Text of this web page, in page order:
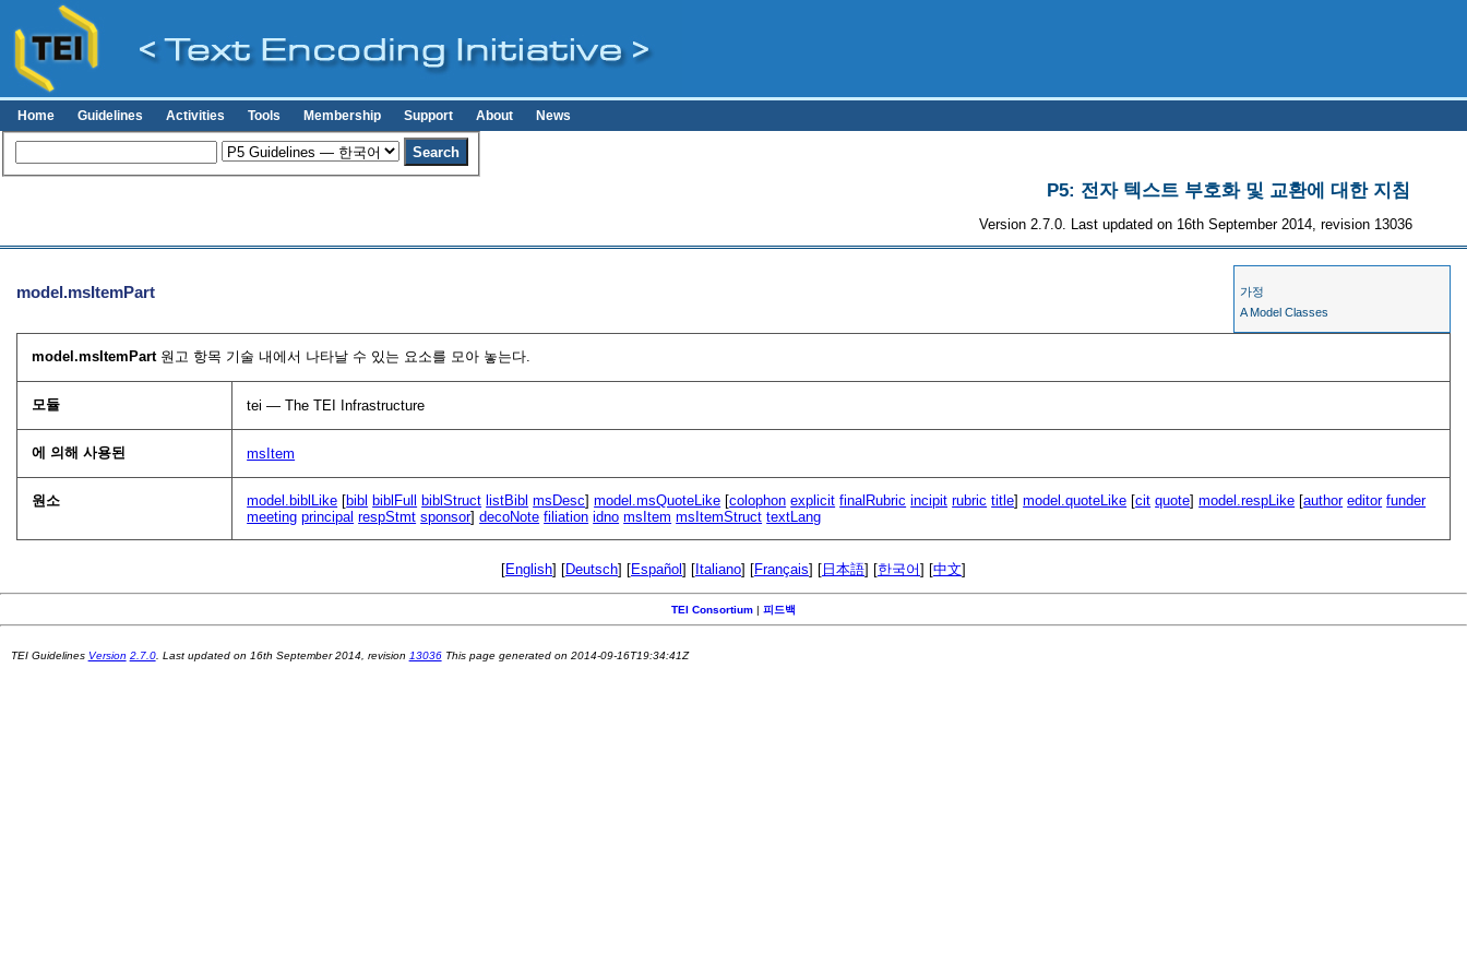
Home Guidelines Activities Tools Membership Support About News
P5: 전자 텍스트 부호화 및 교환에 대한 지침
Version 2.7.0. Last updated on 16th September 2014, revision 13036
가정
A Model Classes
model.msItemPart
model.msItemPart원고 항목 기술 내에서 나타날 수 있는 요소를 모아 놓는다.
모듈 tei — The TEI Infrastructure
에 의해 사용된 msItem
원소 model.biblLike [bibl biblFull biblStruct listBibl msDesc]model.msQuoteLike [colophon explicit finalRubric incipit rubric title]model.quoteLike [cit quote]model.respLike [author editor funder
meeting principal respStmt sponsor]decoNote filiation idno msItem msItemStruct textLang
[English] [Deutsch] [Español] [Italiano] [Français] [日本語] [한국어] [中文]
TEI Consortium | 피드백
TEI Guidelines Version 2.7.0. Last updated on 16th September 2014 , revision 13036This page generated on 2014-09-16T19:34:41Z